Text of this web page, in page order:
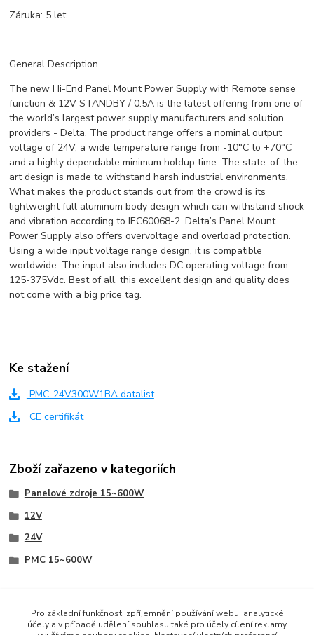
Záruka: 5 let
General Description
The new Hi-End Panel Mount Power Supply with Remote sense
function & 12V STANDBY / 0.5A is the latest offering from one of
the world’s largest power supply manufacturers and solution
providers - Delta. The product range offers a nominal output
voltage of 24V, a wide temperature range from -10°C to +70°C
and a highly dependable minimum holdup time. The state-of-the-
art design is made to withstand harsh industrial environments.
What makes the product stands out from the crowd is its
lightweight full aluminum body design which can withstand shock
and vibration according to IEC60068-2. Delta’s Panel Mount
Power Supply also offers overvoltage and overload protection.
Using a wide input voltage range design, it is compatible
worldwide. The input also includes DC operating voltage from
125-375Vdc. Best of all, this excellent design and quality does
not come with a big price tag.
Ke stažení
PMC-24V300W1BA datalist
CE certifikát
Zboží zařazeno v kategoriích
Panelové zdroje 15~600W
12V
24V
PMC 15~600W
www.czech-meanwell.cz
Pro základní funkčnost, zpříjemnění používání webu, analytické
účely a v případě udělení souhlasu také pro účely cílení reklamy